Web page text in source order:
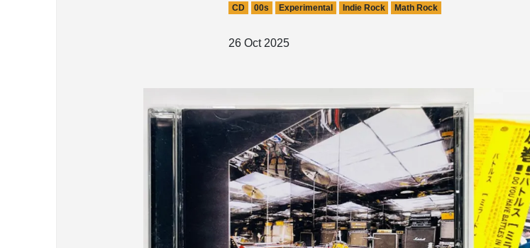
CD 00s Experimental Indie Rock Math Rock
26 Oct 2025